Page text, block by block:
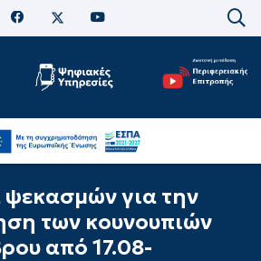
για την
των κουνουπιών
από 17.08-